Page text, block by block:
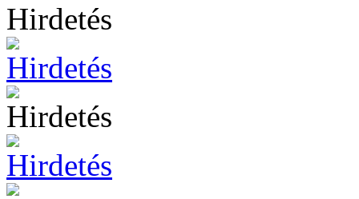
Hirdetés